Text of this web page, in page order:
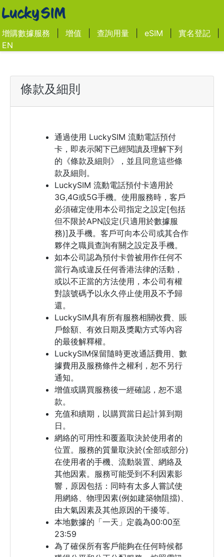
增購數據服務 增值 查詢用量 eSIM 實名登記
EN
條款及細則
通過使用 LuckySIM 流動電話預付
卡，即表示閣下已經閱讀及理解下列
的《條款及細則》，並且同意這些條
款及細則。
LuckySIM 流動電話預付卡適用於
3G,4G或5G手機。使用服務時，客戶
必須確定使用本公司指定之設定[包括
但不限於APN設定(只適用於數據服
務)]及手機。客戶可向本公司或其合作
夥伴之職員查詢有關之設定及手機。
如本公司認為預付卡曾被用作任何不
當行為或違反任何香港法律的活動，
或以不正當的方法使用，本公司有權
對該號碼予以永久停止使用及不予歸
還。
LuckySIM具有所有服務相關收費、賬
戶餘額、有效日期及獎勵方式等內容
的最後解釋權。
LuckySIM保留隨時更改通話費用、數
據費用及服務條件之權利，恕不另行
通知。
增值或購買服務後一經確認，恕不退
款。
充值和續期，以購買當日起計算到期
日。
網絡的可用性和覆蓋取決於使用者的
位置。服務的質量取決於(全部或部分)
在使用者的手機、流動裝置、網絡及
其他因素。服務可能受到不利因素影
響，原因包括：同時有太多人嘗試使
用網絡、物理因素(例如建築物阻擋)、
由大氣因素及其他原因的干擾等。
本地數據的「一天」定義為00:00至
23:59
為了確保所有客戶能夠在任何時候都